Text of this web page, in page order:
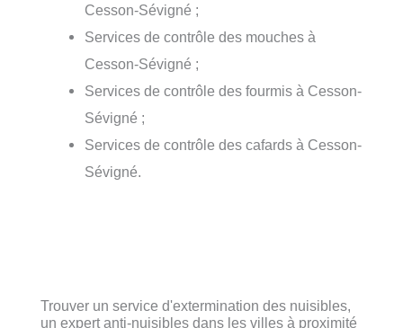
Cesson-Sévigné ;
Services de contrôle des mouches à
Cesson-Sévigné ;
Services de contrôle des fourmis à Cesson-
Sévigné ;
Services de contrôle des cafards à Cesson-
Sévigné.
Trouver un service d'extermination des nuisibles,
un expert anti-nuisibles dans les villes à proximité